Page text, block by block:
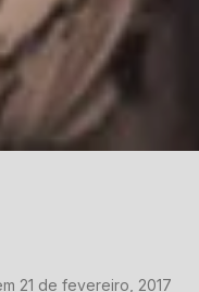
21 de fevereiro, 2017